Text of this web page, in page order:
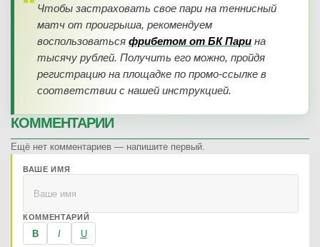
Чтобы застраховать свое пари на теннисный
матч от проигрыша, рекомендуем
воспользоваться фрибетом от БК Пари на
тысячу рублей. Получить его можно, пройдя
регистрацию на площадке по промо-ссылке в
соответствии с нашей инструкцией.
КОММЕНТАРИИ
Ещё нет комментариев — напишите первый.
ВАШЕ ИМЯ
КОММЕНТАРИЙ
B I U